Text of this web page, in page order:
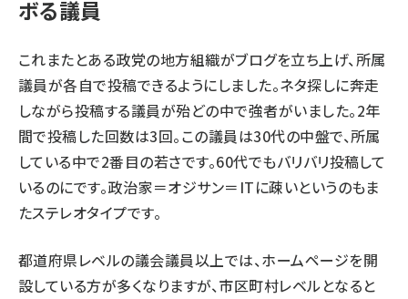
ボる議員
これまたとある政党の地方組織がブログを立ち上げ、所属
議員が各自で投稿できるようにしました。ネタ探しに奔走
しながら投稿する議員が殆どの中で強者がいました。2年
間で投稿した回数は3回。この議員は30代の中盤で、所属
している中で2番目の若さです。60代でもバリバリ投稿して
いるのにです。政治家＝オジサン＝ITに疎いというのもま
たステレオタイプです。
都道府県レベルの議会議員以上では、ホームページを開
設している方が多くなりますが、市区町村レベルとなると